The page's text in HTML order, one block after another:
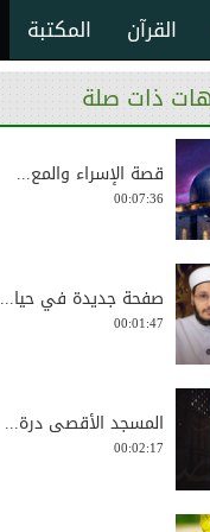
المكتبة القرآن
ذات صلة
قصة الإسراء والمع...
00:07:36
صفحة جديدة في حيا...
00:01:47
المسجد الأقصى درة...
00:02:17